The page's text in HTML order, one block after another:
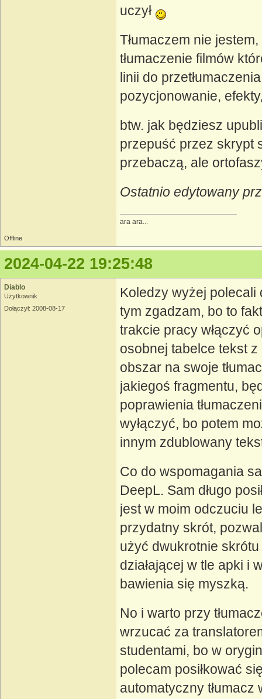
uczył
Tłumaczem nie
tłumaczenie filmów
linii do
pozycjonowanie,
btw. jak będziesz
przepuść przez skrypt
przebaczą, ale
Ostatnio edytowany
ara ara...
Offline
2024-04-22 19:25:48
Diablo
Użytkownik
Dołączył: 2008-08-17
Koledzy wyżej
tym zgadzam, bo to
trakcie pracy włączyć
osobnej tabelce tekst z
obszar na swoje
jakiegoś fragmentu,
poprawienia
wyłączyć, bo potem
innym zdublowany
Co do wspomagania
DeepL. Sam długo
jest w moim odczuciu
przydatny skrót,
użyć dwukrotnie
działającej w tle apki i
bawienia się myszką.
No i warto przy
wrzucać za
studentami, bo w
polecam posiłkować
automatyczny tłumacz